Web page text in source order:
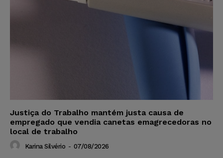
Justiça do Trabalho mantém justa causa de
empregado que vendia canetas emagrecedoras no
local de trabalho
Karina Silvério - 07/08/2026